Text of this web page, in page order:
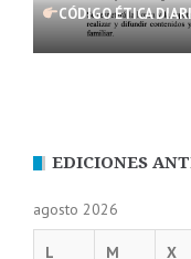
CÓDIGO ÉTICA
EDICIONES
agosto 2026
L M X